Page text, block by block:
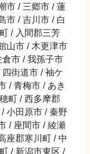
市 / 三郷市 / 蓮
市 / 吉川市 / 白
/ 入間郡三芳
山市 / 木更津市
市 / 我孫子市
街道市 / 袖ケ
/ 青梅市 / あき
町 / 西多摩郡
小田原市 / 秦野
/ 座間市 / 綾瀬
座郡寒川町 / 中
/ 新潟市東区 /